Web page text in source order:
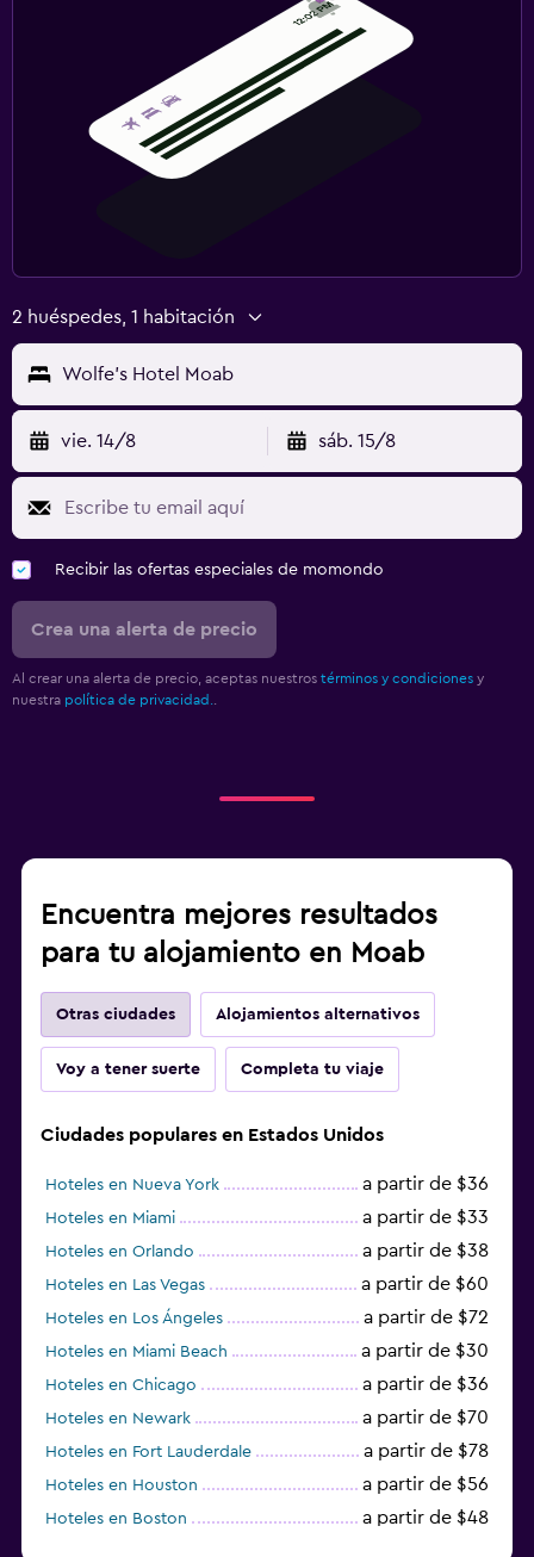
2 huéspedes, 1 habitación
Wolfe's Hotel Moab
vie. 14/8 sáb. 15/8
Recibir las ofertas especiales de momondo
Crea una alerta de precio
Al crear una alerta de precio, aceptas nuestros términos y condiciones y
nuestra política de privacidad.
Encuentra mejores resultados
para tu alojamiento en Moab
Otras ciudades Alojamientos alternativos
Voy a tener suerte Completa tu viaje
Ciudades populares en Estados Unidos
Hoteles en Nueva York a partir de $36
Hoteles en Miami a partir de $33
Hoteles en Orlando a partir de $38
Hoteles en Las Vegas a partir de $60
Hoteles en Los Ángeles a partir de $72
Hoteles en Miami Beach a partir de $30
Hoteles en Chicago a partir de $36
Hoteles en Newark a partir de $70
Hoteles en Fort Lauderdale a partir de $78
Hoteles en Houston a partir de $56
Hoteles en Boston a partir de $48